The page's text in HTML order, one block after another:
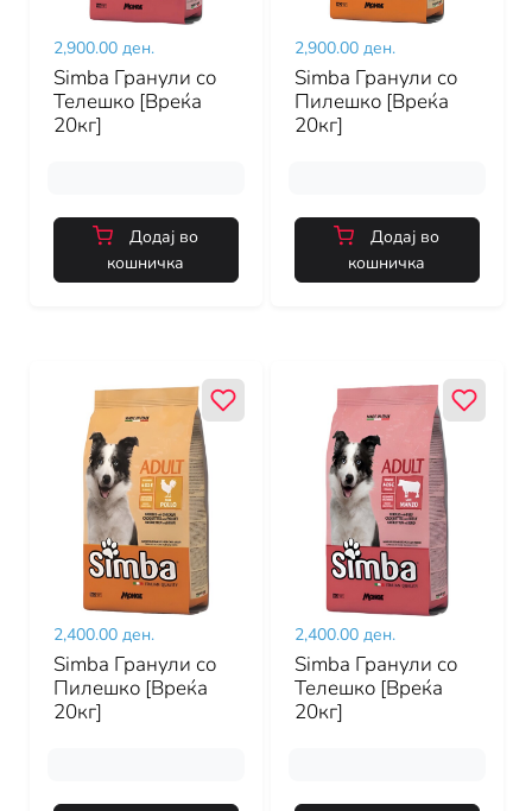
2,900.00 ден.
Simba Гранули со
Телешко [Вреќа
20кг]
Додај во
кошничка
2,900.00 ден.
Simba Гранули со
Пилешко [Вреќа
20кг]
Додај во
кошничка
2,400.00 ден.
Simba Гранули со
Пилешко [Вреќа
20кг]
2,400.00 ден.
Simba Гранули со
Телешко [Вреќа
20кг]